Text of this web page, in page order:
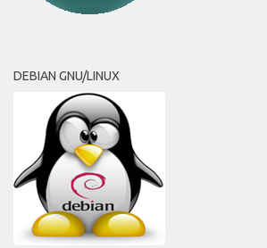
DEBIAN GNU/LINUX